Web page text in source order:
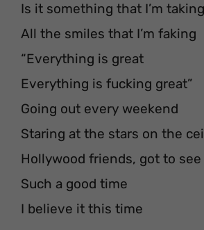
Is it something that I’m
All the smiles that I’m faking
“Everything is great
Everything is fucking great”
Going out every weekend
Staring at the stars on the
Hollywood friends, got to
Such a good time
I believe it this time